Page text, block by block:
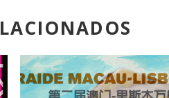
PROMOÇÃO!